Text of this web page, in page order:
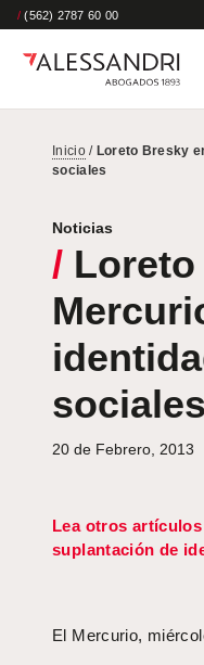
/ (562) 2787 60 00
Inicio/ Loreto Bresky
sociales
Noticias
/
sociales
20 de Febrero, 2013
Lea otros
suplantación de
El Mercurio,